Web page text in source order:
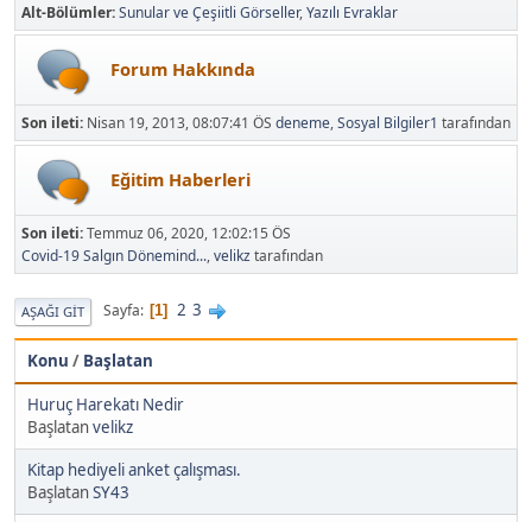
Alt-Bölümler Sunular ve Çeşiitli Görseller Yazılı Evraklar
Forum Hakkında
Son ileti: Nisan 19, 2013, 08:07:41 ÖS deneme,Sosyal Bilgiler1 tarafından
Eğitim Haberleri
Son ileti:Temmuz 06, 2020, 12:02:15 ÖS
Covid-19 Salgın Dönemind...,velikztarafından
AŞAĞI GIT Sayfa 1 2 3
Konu / Başlatan
Huruç Harekatı Nedir
Başlatanvelikz
Kitap hediyeli anket çalışması.
BaşlatanSY43